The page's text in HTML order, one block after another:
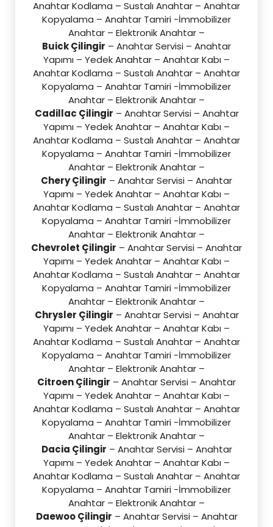
Anahtar Kodlama – Sustalı Anahtar – Anahtar
Kopyalama – Anahtar Tamiri -İmmobilizer
Anahtar – Elektronik Anahtar –
Buick Çilingir – Anahtar Servisi – Anahtar
Yapımı – Yedek Anahtar – Anahtar Kabı –
Anahtar Kodlama – Sustalı Anahtar – Anahtar
Kopyalama – Anahtar Tamiri -İmmobilizer
Anahtar – Elektronik Anahtar –
Cadillac Çilingir – Anahtar Servisi – Anahtar
Yapımı – Yedek Anahtar – Anahtar Kabı –
Anahtar Kodlama – Sustalı Anahtar – Anahtar
Kopyalama – Anahtar Tamiri -İmmobilizer
Anahtar – Elektronik Anahtar –
Chery Çilingir – Anahtar Servisi – Anahtar
Yapımı – Yedek Anahtar – Anahtar Kabı –
Anahtar Kodlama – Sustalı Anahtar – Anahtar
Kopyalama – Anahtar Tamiri -İmmobilizer
Anahtar – Elektronik Anahtar –
Chevrolet Çilingir – Anahtar Servisi – Anahtar
Yapımı – Yedek Anahtar – Anahtar Kabı –
Anahtar Kodlama – Sustalı Anahtar – Anahtar
Kopyalama – Anahtar Tamiri -İmmobilizer
Anahtar – Elektronik Anahtar –
Chrysler Çilingir – Anahtar Servisi – Anahtar
Yapımı – Yedek Anahtar – Anahtar Kabı –
Anahtar Kodlama – Sustalı Anahtar – Anahtar
Kopyalama – Anahtar Tamiri -İmmobilizer
Anahtar – Elektronik Anahtar –
Citroen Çilingir – Anahtar Servisi – Anahtar
Yapımı – Yedek Anahtar – Anahtar Kabı –
Anahtar Kodlama – Sustalı Anahtar – Anahtar
Kopyalama – Anahtar Tamiri -İmmobilizer
Anahtar – Elektronik Anahtar –
Dacia Çilingir – Anahtar Servisi – Anahtar
Yapımı – Yedek Anahtar – Anahtar Kabı –
Anahtar Kodlama – Sustalı Anahtar – Anahtar
Kopyalama – Anahtar Tamiri -İmmobilizer
Anahtar – Elektronik Anahtar –
Daewoo Çilingir – Anahtar Servisi – Anahtar